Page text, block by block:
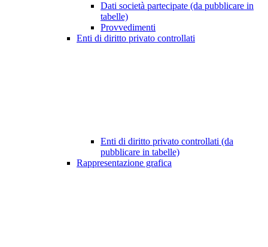
Dati società partecipate (da pubblicare in
tabelle)
Provvedimenti
Enti di diritto privato controllati
Enti di diritto privato controllati (da
pubblicare in tabelle)
Rappresentazione grafica